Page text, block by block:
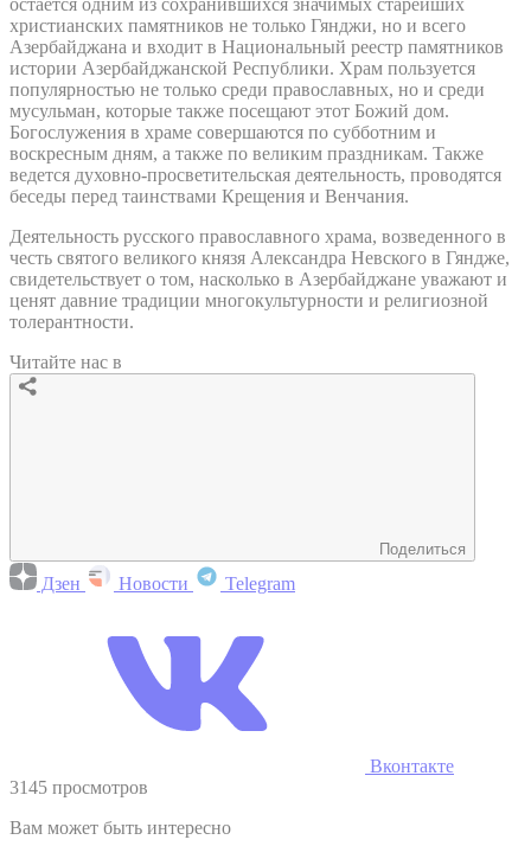
христианских памятников не только Гянджи, но и всего
Азербайджана и входит в Национальный реестр памятников
истории Азербайджанской Республики. Храм пользуется
популярностью не только среди православных, но и среди
мусульман, которые также посещают этот Божий дом.
Богослужения в храме совершаются по субботним и
воскресным дням, а также по великим праздникам. Также
ведется духовно-просветительская деятельность, проводятся
беседы перед таинствами Крещения и Венчания.
Деятельность русского православного храма, возведенного в
честь святого великого князя Александра Невского в Гяндже,
свидетельствует о том, насколько в Азербайджане уважают и
ценят давние традиции многокультурности и религиозной
толерантности.
Читайте нас в
Поделиться
Дзен Новости Telegram
Вконтакте
3145 просмотров
Вам может быть интересно